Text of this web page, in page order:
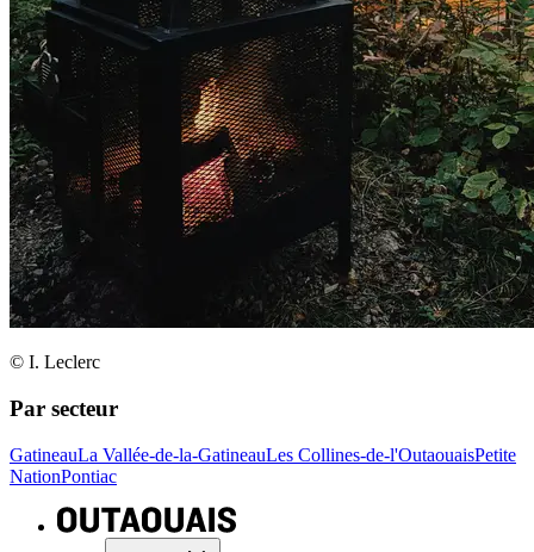
© I. Leclerc
Par secteur
GatineauLa Vallée-de-la-GatineauLes Collines-de-l'OutaouaisPetite
NationPontiac